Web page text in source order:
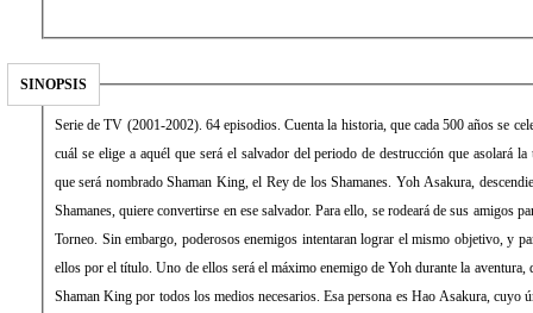
SINOPSIS
Serie de TV (2001-2002). 64 episodios. Cuenta la historia, que cada 500 años se
cuál se elige a aquél que será el salvador del periodo de destrucción que asolará
que será nombrado Shaman King, el Rey de los Shamanes. Yoh Asakura,
Shamanes, quiere convertirse en ese salvador. Para ello, se rodeará de sus amigos
Torneo. Sin embargo, poderosos enemigos intentaran lograr el mismo objetivo, y
ellos por el título. Uno de ellos será el máximo enemigo de Yoh durante la aventura,
Shaman King por todos los medios necesarios. Esa persona es Hao Asakura, cuyo